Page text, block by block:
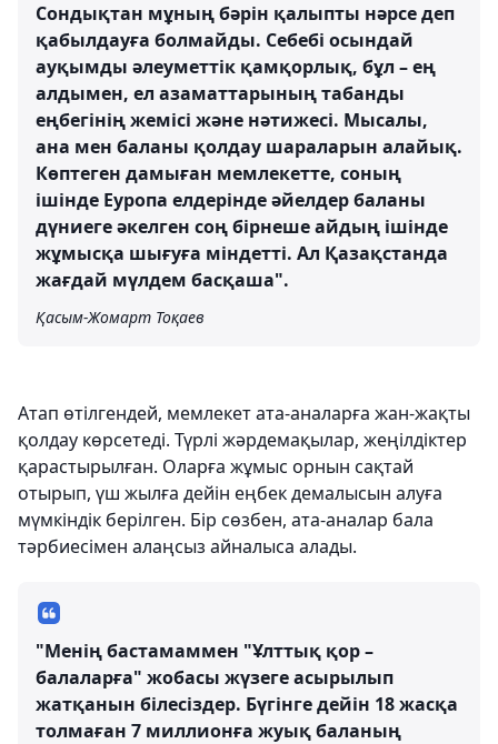
Сондықтан мұның бәрін қалыпты нәрсе деп
қабылдауға болмайды. Себебі осындай
ауқымды әлеуметтік қамқорлық, бұл – ең
алдымен, ел азаматтарының табанды
еңбегінің жемісі және нәтижесі. Мысалы,
ана мен баланы қолдау шараларын алайық.
Көптеген дамыған мемлекетте, соның
ішінде Еуропа елдерінде әйелдер баланы
дүниеге әкелген соң бірнеше айдың ішінде
жұмысқа шығуға міндетті. Ал Қазақстанда
жағдай мүлдем басқаша".
Қасым-Жомарт Тоқаев
Атап өтілгендей, мемлекет ата-аналарға жан-жақты
қолдау көрсетеді. Түрлі жәрдемақылар, жеңілдіктер
қарастырылған. Оларға жұмыс орнын сақтай
отырып, үш жылға дейін еңбек демалысын алуға
мүмкіндік берілген. Бір сөзбен, ата-аналар бала
тәрбиесімен алаңсыз айналыса алады.
"Менің бастамаммен "Ұлттық қор –
балаларға" жобасы жүзеге асырылып
жатқанын білесіздер. Бүгінге дейін 18 жасқа
толмаған 7 миллионға жуық баланың